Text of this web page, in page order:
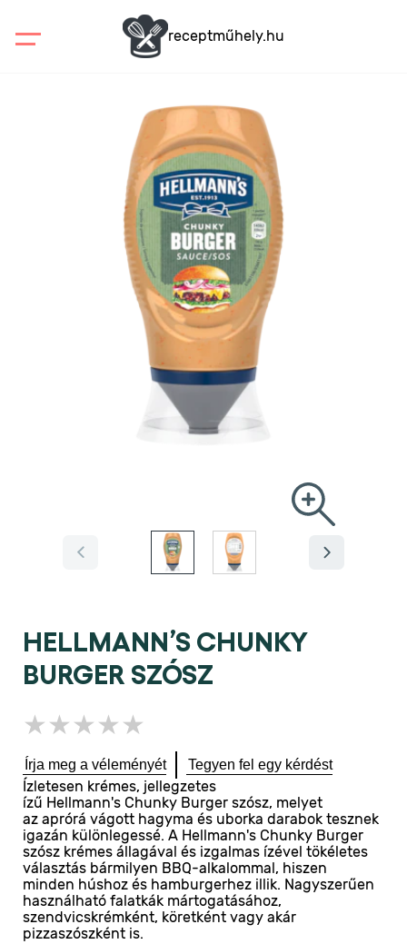
receptműhely.hu
HELLMANN’S CHUNKY
BURGER SZÓSZ
Nem
küldtek
értékelést
ehhez
a(z)
product
elemhez
Írja meg a véleményét Tegyen fel egy kérdést
Ízletesen krémes, jellegzetes
ízű Hellmann's Chunky Burger szósz, melyet
az aprórá vágott hagyma és uborka darabok tesznek
igazán különlegessé. A Hellmann's Chunky Burger
szósz krémes állagával és izgalmas ízével tökéletes
választás bármilyen BBQ-alkalommal, hiszen
minden húshoz és hamburgerhez illik. Nagyszerűen
használható falatkák mártogatásához,
szendvicskrémként, köretként vagy akár
pizzaszószként is.